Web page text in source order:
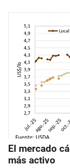
El mercado
más activo